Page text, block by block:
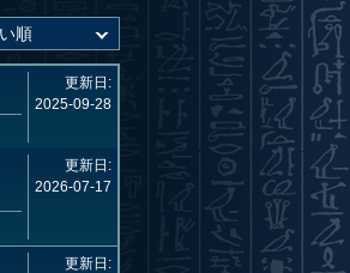
更新日:
2025-09-28
更新日:
2026-07-17
更新日: